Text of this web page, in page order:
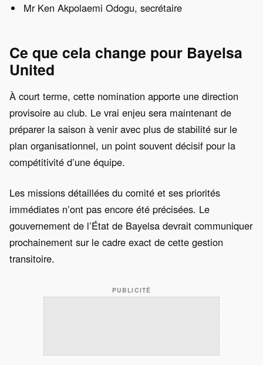
Mr Ken Akpolaemi Odogu, secrétaire
Ce que cela change pour Bayelsa
United
À court terme, cette nomination apporte une direction
provisoire au club. Le vrai enjeu sera maintenant de
préparer la saison à venir avec plus de stabilité sur le
plan organisationnel, un point souvent décisif pour la
compétitivité d’une équipe.
Les missions détaillées du comité et ses priorités
immédiates n’ont pas encore été précisées. Le
gouvernement de l’État de Bayelsa devrait communiquer
prochainement sur le cadre exact de cette gestion
transitoire.
PUBLICITÉ